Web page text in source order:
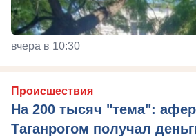
вчера в 10:30
Происшествия
На 200 тысяч "тема":
Таганрогом получал